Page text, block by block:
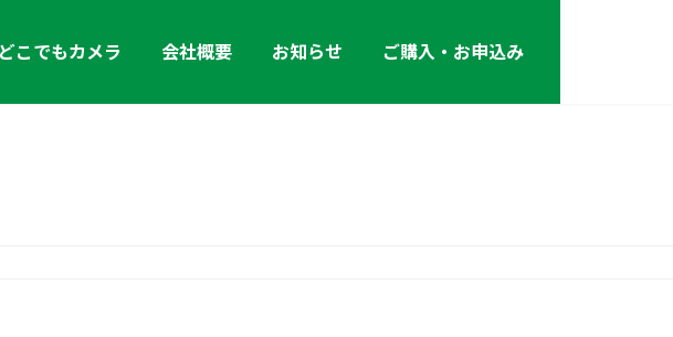
どこでもカメラ 会社概要 お知らせ ご購入・お申込み